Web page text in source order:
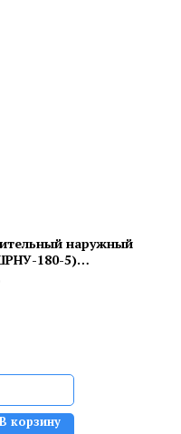
наружный
180-5)
В корзину